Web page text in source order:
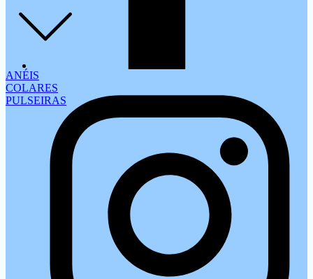
ANÉIS
COLARES
PULSEIRAS